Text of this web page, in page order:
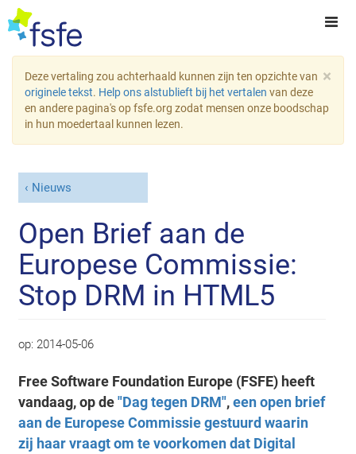
×
Deze vertaling zou achterhaald kunnen zijn ten opzichte van
originele tekst. Help ons alstublieft bij het vertalen van deze
en andere pagina's op fsfe.org zodat mensen onze boodschap
in hun moedertaal kunnen lezen.
Nieuws
Open Brief aan de
Europese Commissie:
Stop DRM in HTML5
op: 2014-05-06
Free Software Foundation Europe (FSFE) heeft
vandaag, op de"Dag tegen DRM",een open brief
aan de Europese Commissie gestuurd waarin
zij haar vraagt om te voorkomen dat Digital